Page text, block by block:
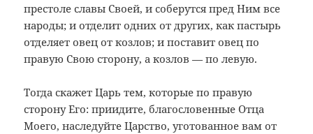
престоле славы Своей, и соберутся пред Ним все
народы; и отделит одних от других, как пастырь
отделяет овец от козлов; и поставит овец по
правую Свою сторону, а козлов — по левую.
Тогда скажет Царь тем, которые по правую
сторону Его: приидите, благословенные Отца
Моего, наследуйте Царство, уготованное вам от